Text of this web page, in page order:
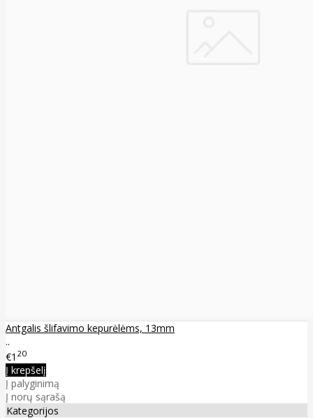
Antgalis šlifavimo kepurėlėms, 13mm
..
€1 20
Į krepšelį
Į palyginimą
Į norų sąrašą
Kategorijos